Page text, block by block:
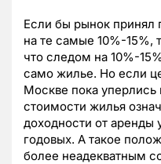
Если бы рынок принял
на те самые 10%-
что следом на 10%-
само жилье. Но если
Москве пока уперлись
стоимости жилья
доходности от
годовых. А такое
более неадекватным